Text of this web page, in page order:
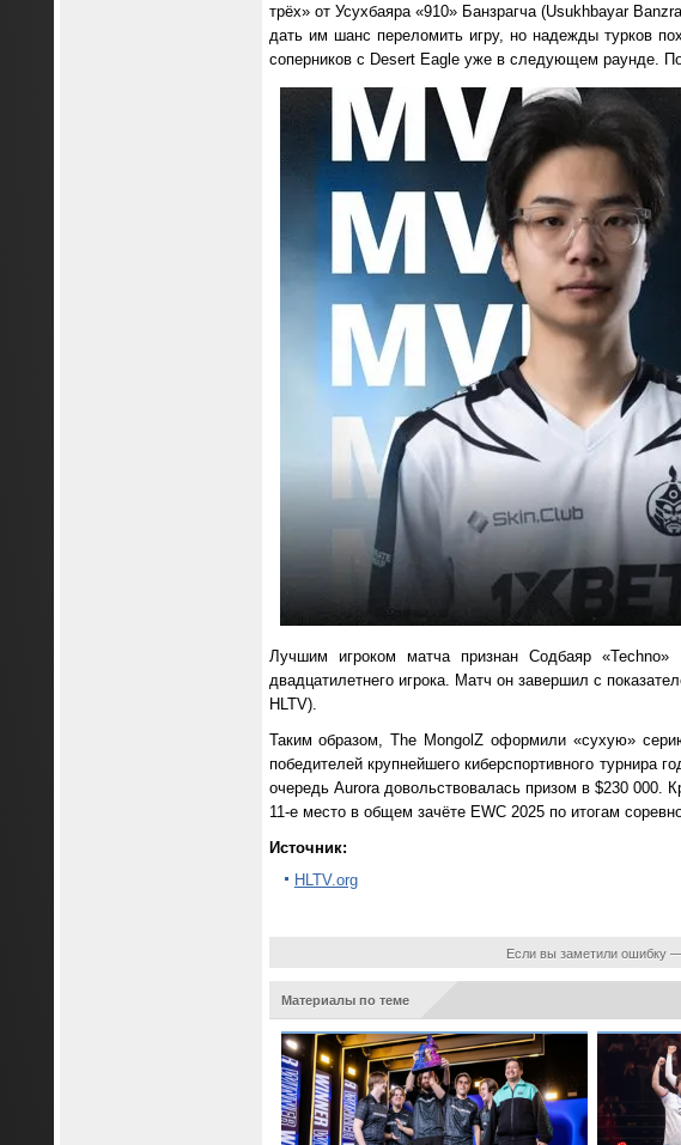
трёх» от Усухбаяра «910» Банзрагча (Usukhbayar
дать им шанс переломить игру, но надежды турков
соперников с Desert Eagle уже в следующем раунде.
Лучшим игроком матча признан Содбаяр
двадцатилетнего игрока. Матч он завершил с
HLTV).
Таким образом, The MongolZ оформили «сухую»
победителей крупнейшего киберспортивного турнира
очередь Aurora довольствовалась призом в $230 000.
11-е место в общем зачёте EWC 2025 по итогам
Источник:
HLTV.org
Если вы заметили ошибку
Материалы по теме